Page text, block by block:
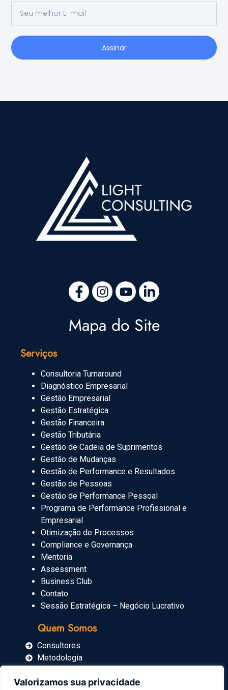
Valorizamos sua privacidade
Assinar
Mapa do Site
Quem Somos
Consultores
Metodologia
Blog
Serviços
Consultoria Turnaround
Diagnóstico Empresarial
Gestão Empresarial
Gestão Estratégica
Gestão Financeira
Gestão Tributária
Gestão de Cadeia de Suprimentos
Gestão de Mudanças
Gestão de Performance e Resultados
Gestão de Pessoas
Gestão de Performance Pessoal
Programa de Performance Profissional e
Empresarial
Otimização de Processos
Compliance e Governança
Mentoria
Assessment
Business Club
Contato
Sessão Estratégica – Negócio Lucrativo